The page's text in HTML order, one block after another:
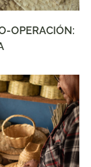
OPERACIÓN: